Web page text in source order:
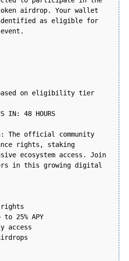
token airdrop. Your wallet
identified as eligible for
based on eligibility tier
IN: 48 HOURS
The official community
rights, staking
ecosystem access. Join
in this growing digital
rights
25% APY
access